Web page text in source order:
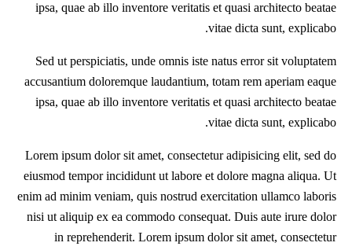
ipsa, quae ab illo inventore veritatis et quasi architecto beatae
vitae dicta sunt, explicabo.
Sed ut perspiciatis, unde omnis iste natus error sit voluptatem
accusantium doloremque laudantium, totam rem aperiam eaque
ipsa, quae ab illo inventore veritatis et quasi architecto beatae
vitae dicta sunt, explicabo.
Lorem ipsum dolor sit amet, consectetur adipisicing elit, sed do
eiusmod tempor incididunt ut labore et dolore magna aliqua. Ut
enim ad minim veniam, quis nostrud exercitation ullamco laboris
nisi ut aliquip ex ea commodo consequat. Duis aute irure dolor
in reprehenderit. Lorem ipsum dolor sit amet, consectetur